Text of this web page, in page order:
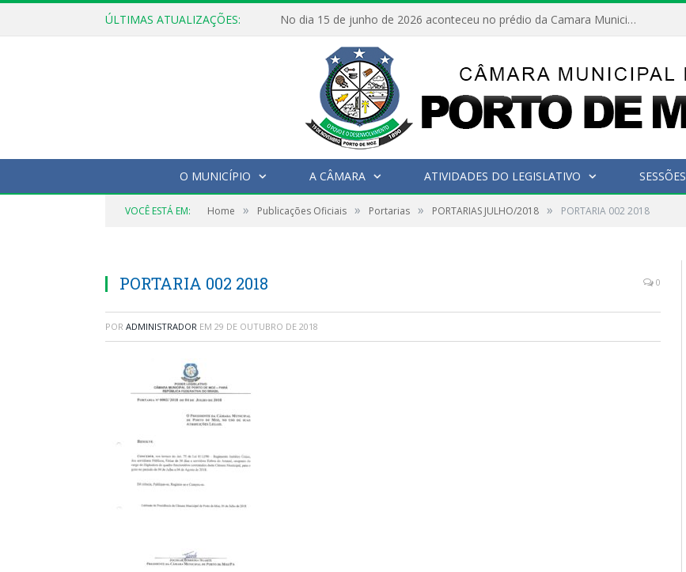
ÚLTIMAS ATUALIZAÇÕES: No dia 15 de junho de 2026 aconteceu no prédio da Camara Municipal de Porto de Moz /Pará a Sessão Ordinária
O MUNICÍPIO A CÂMARA ATIVIDADES DO LEGISLATIVO SESSÕES
VOCÊ ESTÁ EM: Home » Publicações Oficiais » Portarias » PORTARIAS JULHO/2018 » PORTARIA 002 2018
PORTARIA 002 2018 0
POR ADMINISTRADOR EM 29 DE OUTUBRO DE 2018